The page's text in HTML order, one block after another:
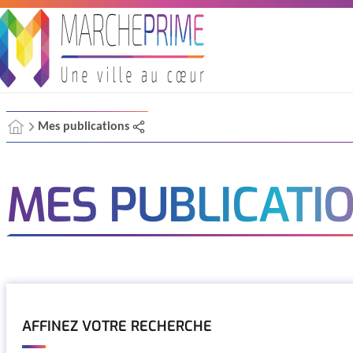
Confort +
Mes publications
MES
AFFINEZ VOTRE RECHERCHE